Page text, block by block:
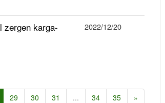
zergen karga-
2022/12/20
29 30 31 ... 34 35 »